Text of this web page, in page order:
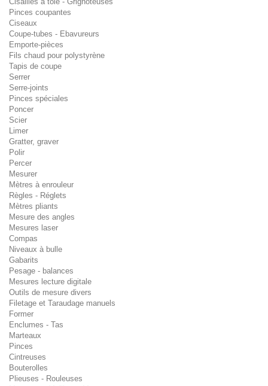
Pinces coupantes
Ciseaux
Coupe-tubes - Ebavureurs
Emporte-pièces
Fils chaud pour polystyrène
Tapis de coupe
Serrer
Serre-joints
Pinces spéciales
Poncer
Scier
Limer
Gratter, graver
Polir
Percer
Mesurer
Mètres à enrouleur
Règles - Réglets
Mètres pliants
Mesure des angles
Mesures laser
Compas
Niveaux à bulle
Gabarits
Pesage - balances
Mesures lecture digitale
Outils de mesure divers
Filetage et Taraudage manuels
Former
Enclumes - Tas
Marteaux
Pinces
Cintreuses
Bouterolles
Plieuses - Rouleuses